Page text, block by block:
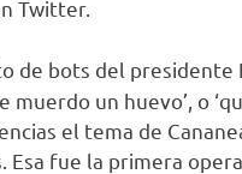
Twitter.
de bots del
muerdo un huevo’, o
el tema de
Esa fue la primera